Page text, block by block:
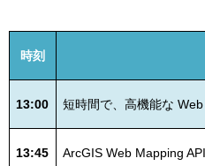
時刻
13:00 短時間で、高機能な
13:45 ArcGIS Web Mapping